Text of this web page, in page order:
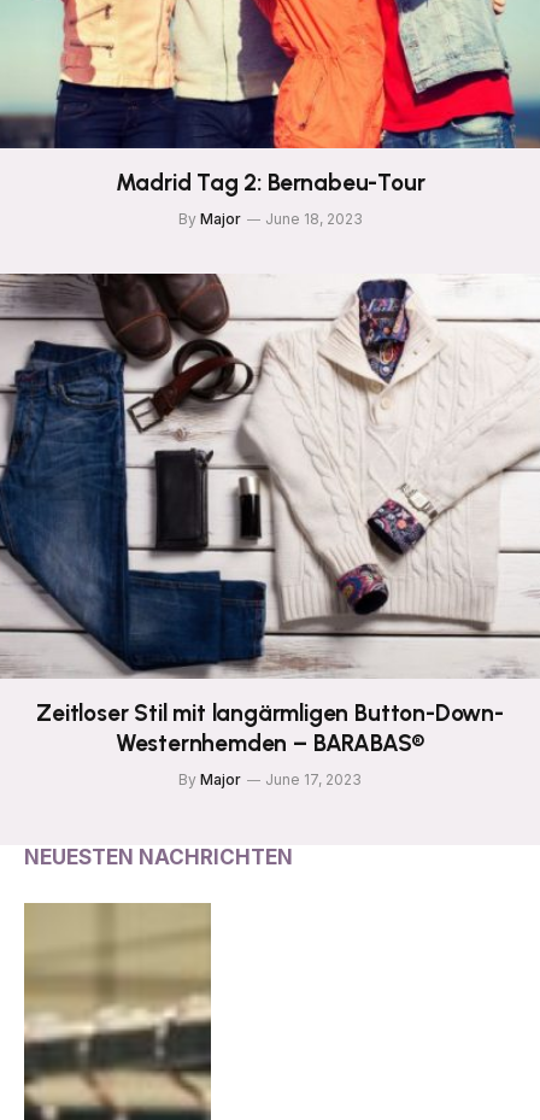
Madrid Tag 2: Bernabeu-Tour
By Major June 18, 2023
Zeitloser Stil mit langärmligen Button-Down-
Westernhemden – BARABAS®
By Major June 17, 2023
NEUESTEN NACHRICHTEN